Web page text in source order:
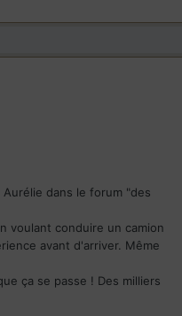
dans le forum "des
voulant conduire un camion
avant d'arriver. Même
ça se passe ! Des milliers